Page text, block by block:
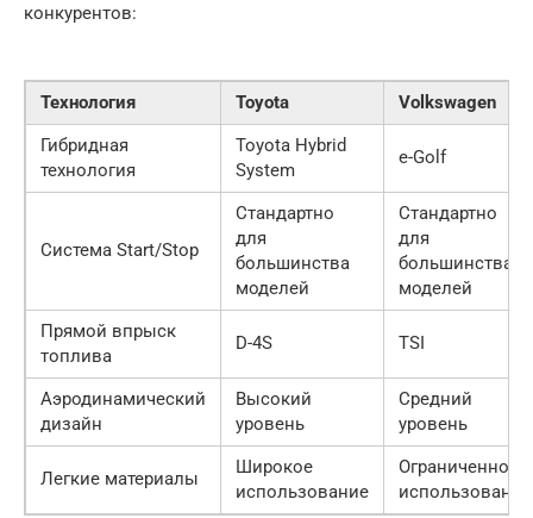
конкурентов:
Технология Toyota
Volkswagen
Гибридная
технология
Toyota Hybrid
System
e-Golf
Система Start/Stop
Стандартно
для
большинства
моделей
Стандартно
для
большинства
моделей
Прямой впрыск
топлива
D-4S TSI
Аэродинамический
дизайн
Высокий
уровень
Средний
уровень
Легкие материалы
Широкое
использование
Ограниченное
использование